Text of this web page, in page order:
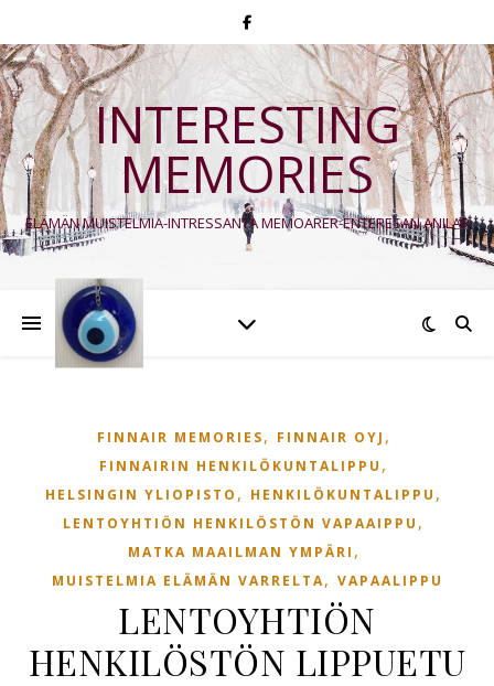
INTERESTING
MEMORIES
ELÄMÄN MUISTELMIA-INTRESSANTA MEMOARER-ENTERESAN ANILAR
FINNAIR MEMORIES, FINNAIR OYJ ,
FINNAIRIN HENKILÖKUNTALIPPU ,
HELSINGIN YLIOPISTO , HENKILÖKUNTALIPPU ,
LENTOYHTIÖN HENKILÖSTÖN VAPAAIPPU ,
MATKA MAAILMAN YMPÄRI ,
MUISTELMIA ELÄMÄN VARRELTA, VAPAALIPPU
LENTOYHTIÖN
HENKILÖSTÖN LIPPUETU